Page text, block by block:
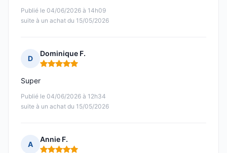
Publié le 04/06/2026 à 14h09
suite à un achat du 15/05/2026
D
Dominique F.
Note : 5 sur 5
Publié le 04/06/2026 à 12h34
suite à un achat du 15/05/2026
Super
A
Annie F.